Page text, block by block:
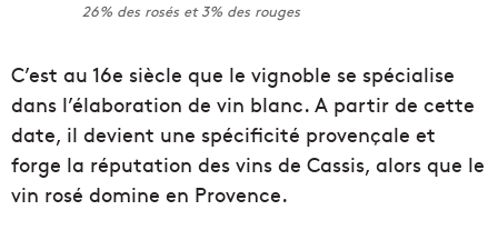
26% des rosés et 3% des rouges
C’est au 16e siècle que le vignoble se spécialise
dans l’élaboration de vin blanc. A partir de cette
date, il devient une spécificité provençale et
forge la réputation des vins de Cassis, alors que le
vin rosé domine en Provence.